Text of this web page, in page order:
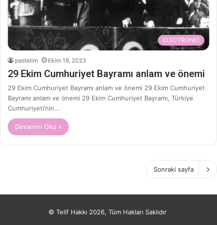
ELECTRONIC
pastelim Ekim 19, 2023
29 Ekim Cumhuriyet Bayramı anlam ve önemi
29 Ekim Cumhuriyet Bayramı anlam ve önemi 29 Ekim Cumhuriyet
Bayramı anlam ve önemi 29 Ekim Cumhuriyet Bayramı, Türkiye
Cumhuriyeti’nin…
Devamını Oku »
Sonraki sayfa
© Telif Hakkı 2026, Tüm Hakları Saklıdır